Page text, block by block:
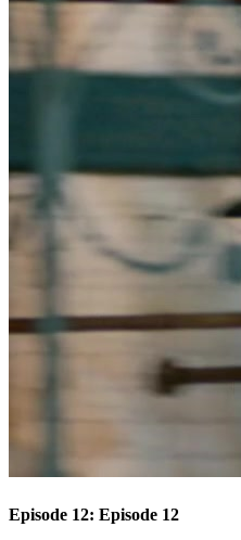
Episode 12: Episode 12